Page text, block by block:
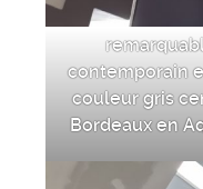
contemporain
couleur gris
Bordeaux en